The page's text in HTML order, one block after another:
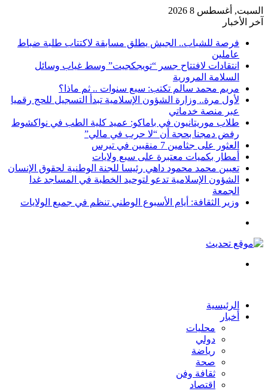
السبت, أغسطس 8 2026
آخر الأخبار
فرصة للشباب.. الجيش يطلق مسابقة لاكتتاب طلبة ضباط
عاملين
انتقادات لافتتاح جسر “تويجكجيت” وسط غياب وسائل
السلامة المرورية
مريم محمد سالم تكتب: سبع سنوات .. ثم ماذا؟
لأول مرة.. وزارة الشؤون الإسلامية تبدأ التسجيل للحج رقميا
عبر منصة خدماتي
طلاب موريتانيون في باماكو: عميد كلية الطب في نواكشوط
رفض دمجنا بحجة أن “لا حرب في مالي”
العثور على جثامين 7 منقبين في تيرس
أمطار بكميات معتبرة على سبع ولايات
تعيين محمد محمود داهي رئيسا للجنة الوطنية لحقوق الإنسان
الشؤون الإسلامية تدعو لتوحيد الخطبة في المساجد غدا
الجمعة
وزير الثقافة: أيام الأسبوع الوطني تنظم في جميع الولايات
الرئيسية
أخبار
محليات
دولي
رياضة
صحة
ثقافة وفن
اقتصاد